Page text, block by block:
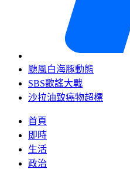
颱風白海豚動態
SBS歌謠大戰
沙拉油致癌物超標
首頁
即時
生活
政治